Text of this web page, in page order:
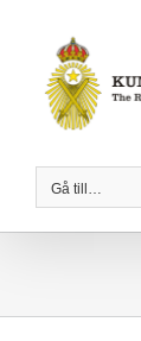
innehållet
Gå till…